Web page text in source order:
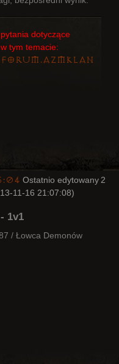
dotyczące
tym temacie:
2
Ostatnio edytowany
11-16 21:07:08)
1v1
/ Łowca Demonów